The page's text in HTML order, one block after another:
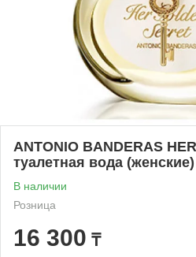
ANTONIO BANDERAS
туалетная вода
В наличии
Розница
16 300 ₸